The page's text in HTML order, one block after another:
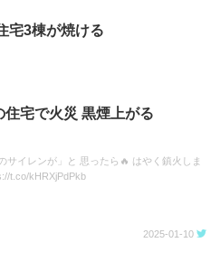
宅3棟が焼ける
宅で火災 黒煙上がる
サイレンが」と 思ったら🔥 はやく鎮火しま
t.co/kHRXjPdPkb
2025-01-10